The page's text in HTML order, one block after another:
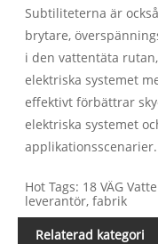
Subtiliteterna är
brytare,
i den vattentäta
elektriska systemet
effektivt förbättrar
elektriska systemet
applikationsscenarier.
Hot Tags: 18 VÄG
leverantör, fabrik
Relaterad kategori